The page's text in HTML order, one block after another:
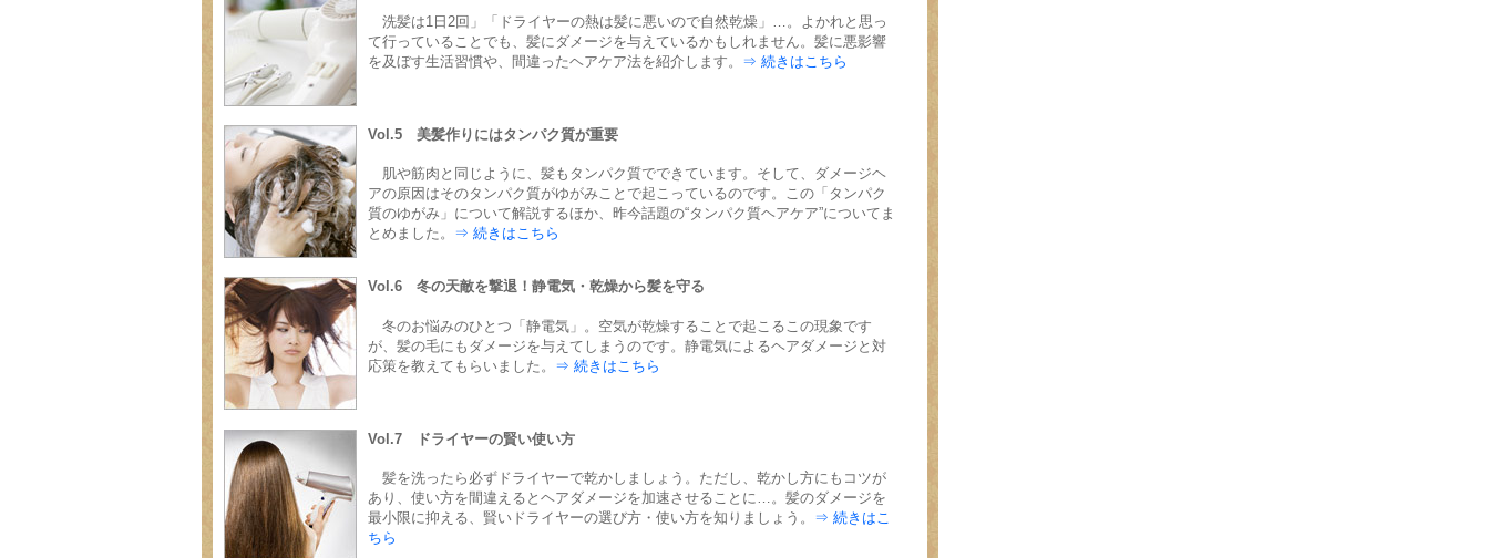
洗髪は1日2回」「ドライヤーの熱は髪に悪いので自然乾燥」…。よかれと思っ
て行っていることでも、髪にダメージを与えているかもしれません。髪に悪影響
を及ぼす生活習慣や、間違ったヘアケア法を紹介します。 ⇒ 続きはこちら
Vol.5 美髪作りにはタンパク質が重要
肌や筋肉と同じように、髪もタンパク質でできています。そして、ダメージヘ
アの原因はそのタンパク質がゆがみことで起こっているのです。この「タンパク
質のゆがみ」について解説するほか、昨今話題の“タンパク質ヘアケア”についてま
とめました。 ⇒ 続きはこちら
Vol.6 冬の天敵を撃退！静電気・乾燥から髪を守る
冬のお悩みのひとつ「静電気」。空気が乾燥することで起こるこの現象です
が、髪の毛にもダメージを与えてしまうのです。静電気によるヘアダメージと対
応策を教えてもらいました。 ⇒ 続きはこちら
Vol.7 ドライヤーの賢い使い方
髪を洗ったら必ずドライヤーで乾かしましょう。ただし、乾かし方にもコツが
あり、使い方を間違えるとヘアダメージを加速させることに…。髪のダメージを
最小限に抑える、賢いドライヤーの選び方・使い方を知りましょう。 ⇒ 続きはこ
ちら